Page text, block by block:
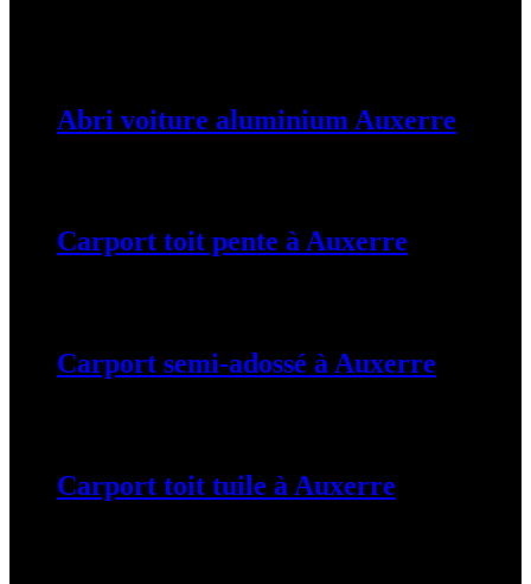
Abri voiture aluminium Auxerre
Carport toit pente à Auxerre
Carport semi-adossé à Auxerre
Carport toit tuile à Auxerre